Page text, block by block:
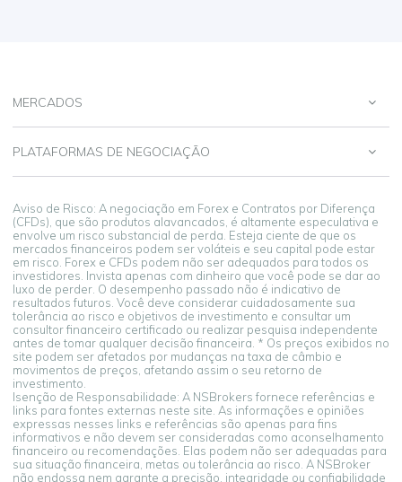
MERCADOS
PLATAFORMAS DE NEGOCIAÇÃO
Aviso de Risco: A negociação em Forex e Contratos por Diferença
(CFDs), que são produtos alavancados, é altamente especulativa e
envolve um risco substancial de perda. Esteja ciente de que os
mercados financeiros podem ser voláteis e seu capital pode estar
em risco. Forex e CFDs podem não ser adequados para todos os
investidores. Invista apenas com dinheiro que você pode se dar ao
luxo de perder. O desempenho passado não é indicativo de
resultados futuros. Você deve considerar cuidadosamente sua
tolerância ao risco e objetivos de investimento e consultar um
consultor financeiro certificado ou realizar pesquisa independente
antes de tomar qualquer decisão financeira. * Os preços exibidos no
site podem ser afetados por mudanças na taxa de câmbio e
movimentos de preços, afetando assim o seu retorno de
investimento.
Isenção de Responsabilidade: A NSBrokers fornece referências e
links para fontes externas neste site. As informações e opiniões
expressas nesses links e referências são apenas para fins
informativos e não devem ser consideradas como aconselhamento
financeiro ou recomendações. Elas podem não ser adequadas para
sua situação financeira, metas ou tolerância ao risco. A NSBroker
não endossa nem garante a precisão, integridade ou confiabilidade